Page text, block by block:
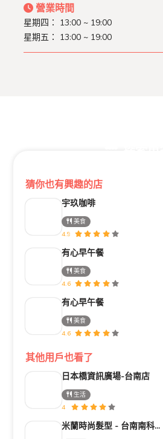
營業時間
星期四： 13:00 ~ 19:00
星期五： 13:00 ~ 19:00
猜你也有興趣的店
宇玖咖啡
美食
4.9
有心早午餐
美食
4.6
有心早午餐
美食
4.6
其他用戶也看了
日本橋資訊廣場-台南店
生活
4
米蘭時尚髮型 - 台南南科新市旗艦店